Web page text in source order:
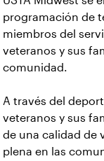
programación de
miembros del
veteranos y sus
comunidad.
A través del
veteranos y sus
de una calidad de
plena en las